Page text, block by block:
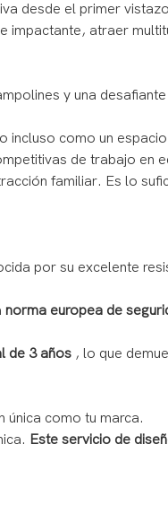
desde el primer
atraer
y una
como un
de trabajo en
familiar. Es lo
por su excelente
norma europea de
de 3 años , lo que
única como tu marca.
Este servicio de